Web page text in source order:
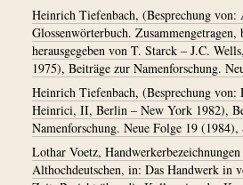
Heinrich Tiefenbach, (Besprechung von:
Glossenwörterbuch. Zusammengetragen,
herausgegeben von T. Starck – J.C.
1975), Beiträge zur Namenforschung.
Heinrich Tiefenbach, (Besprechung
Heinrici, II, Berlin – New York 1982),
Namenforschung. Neue Folge 19
Lothar Voetz,
Althochdeutschen, in: Das Handwerk in